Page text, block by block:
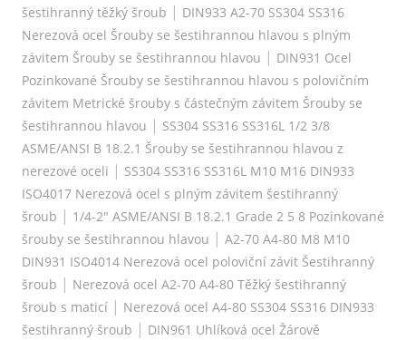
šestihranný těžký šroub | DIN933 A2-70 SS304 SS316
Nerezová ocel Šrouby se šestihrannou hlavou s plným
závitem Šrouby se šestihrannou hlavou | DIN931 Ocel
Pozinkované Šrouby se šestihrannou hlavou s polovičním
závitem Metrické šrouby s částečným závitem Šrouby se
šestihrannou hlavou | SS304 SS316 SS316L 1/2 3/8
ASME/ANSI B 18.2.1 Šrouby se šestihrannou hlavou z
nerezové oceli | SS304 SS316 SS316L M10 M16 DIN933
ISO4017 Nerezová ocel s plným závitem šestihranný
šroub | 1/4-2" ASME/ANSI B 18.2.1 Grade 2 5 8 Pozinkované
šrouby se šestihrannou hlavou | A2-70 A4-80 M8 M10
DIN931 ISO4014 Nerezová ocel poloviční závit Šestihranný
šroub | Nerezová ocel A2-70 A4-80 Těžký šestihranný
šroub s maticí| Nerezová ocel A4-80 SS304 SS316 DIN933
šestihranný šroub | DIN961 Uhlíková ocel Žárově